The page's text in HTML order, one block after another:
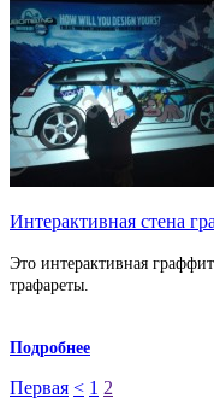
Интерактивная стена
Это интерактивная
трафареты.
Подробнее
Первая < 1 2